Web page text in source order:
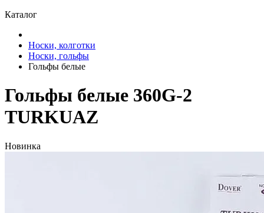
Каталог
Носки, колготки
Носки, гольфы
Гольфы белые
Гольфы белые 360G-2
TURKUAZ
Новинка